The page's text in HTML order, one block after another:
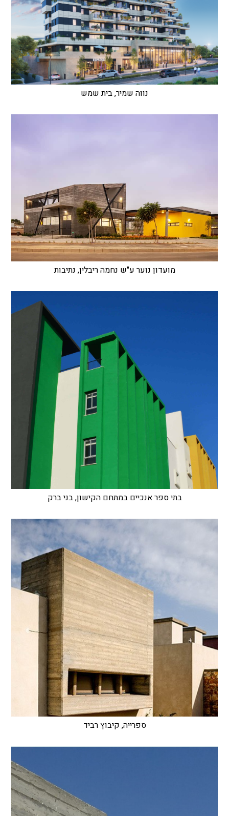
נווה שמיר, בית שמש
מועדון נוער ע"ש נחמה ריבלין, נתיבות
בתי ספר אנכיים במתחם הקישון, בני ברק
ספרייה, קיבוץ רביד